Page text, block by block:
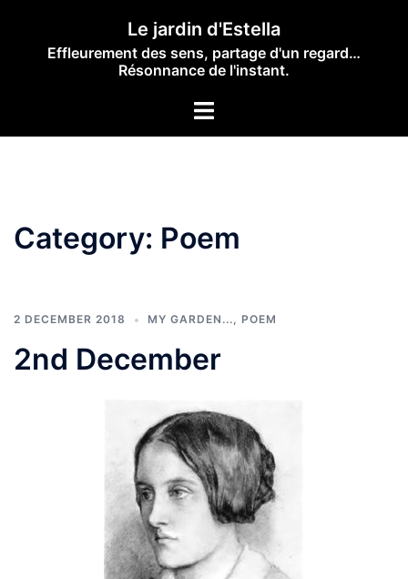
content
Le jardin d'Estella
Effleurement des sens, partage d'un regard…
Résonnance de l'instant.
Toggle
Category: Poem
2 DECEMBER 2018 MY GARDEN..., POEM
2nd December